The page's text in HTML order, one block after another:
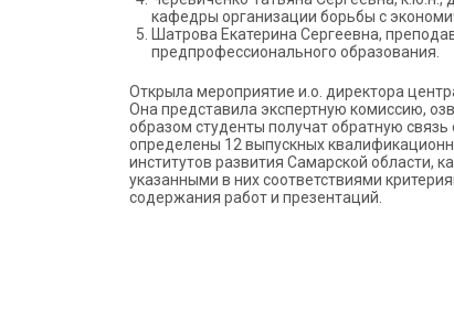
кафедры организации борьбы с
Шатрова Екатерина Сергеевна,
предпрофессионального образования.
Открыла мероприятие и.о. директора
Она представила экспертную комиссию,
образом студенты получат обратную
определены 12 выпускных
институтов развития Самарской области,
указанными в них соответствиями
содержания работ и презентаций.